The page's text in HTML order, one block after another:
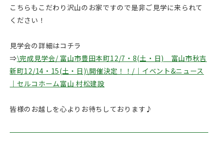
こちらもこだわり沢山のお家ですので是非ご見学に来られて
ください！
見学会の詳細はコチラ
⇒\完成見学会/ 富山市豊田本町12/7・8(土・日) 富山市秋吉
新町12/14・15(土・日)\開催決定！！/｜イベント&ニュース
｜セルコホーム富山 村松建設
皆様のお越しを心よりお待ちしております♪